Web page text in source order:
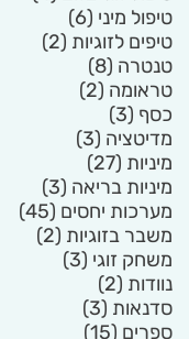
טיפול מיני (6)
טיפים לזוגיות (2)
טנטרה (8)
טראומה (2)
כסף (3)
מדיטציה (3)
מיניות (27)
מיניות בריאה (3)
מערכות יחסים (45)
משבר בזוגיות (2)
משחק זוגי (3)
נוודות (2)
סדנאות (3)
ספרים (15)